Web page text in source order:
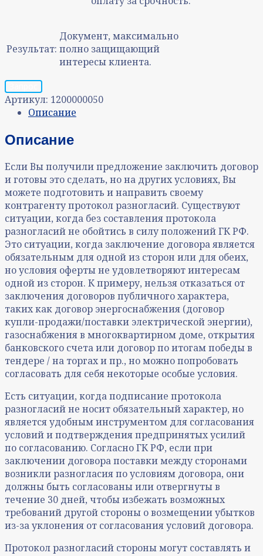
Результат:
Документ, максимально
полно защищающий
интересы клиента.
Артикул: 1200000050
Описание
Описание
Если Вы получили предложение заключить договор
и готовы это сделать, но на других условиях, Вы
можете подготовить и направить своему
контрагенту протокол разногласий. Существуют
ситуации, когда без составления протокола
разногласий не обойтись в силу положений ГК РФ.
Это ситуации, когда заключение договора является
обязательным для одной из сторон или для обеих,
но условия оферты не удовлетворяют интересам
одной из сторон. К примеру, нельзя отказаться от
заключения договоров публичного характера,
таких как договор энергоснабжения (договор
купли-продажи/поставки электрической энергии),
газоснабжения в многоквартирном доме, открытия
банковского счета или договор по итогам победы в
тендере / на торгах и пр., но можно попробовать
согласовать для себя некоторые особые условия.
Есть ситуации, когда подписание протокола
разногласий не носит обязательный характер, но
является удобным инструментом для согласования
условий и подтверждения предпринятых усилий
по согласованию. Согласно ГК РФ, если при
заключении договора поставки между сторонами
возникли разногласия по условиям договора, они
должны быть согласованы или отвергнуты в
течение 30 дней, чтобы избежать возможных
требований другой стороны о возмещении убытков
из-за уклонения от согласования условий договора.
Протокол разногласий стороны могут составлять и